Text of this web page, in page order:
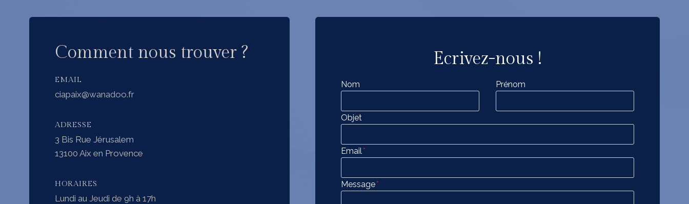
Comment nous trouver ?
EMAIL
ciapaix@wanadoo.fr
ADRESSE
3 Bis Rue Jérusalem
13100 Aix en Provence
HORAIRES
Lundi au Jeudi de 9h à 17h
Ecrivez-nous !
Nom Prénom
Objet
Email*
Message*